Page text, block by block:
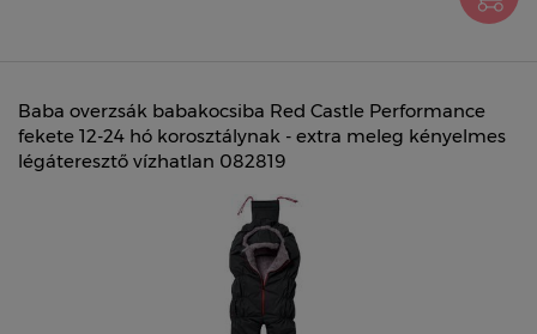
Baba overzsák babakocsiba Red Castle Performance
fekete 12-24 hó korosztálynak - extra meleg kényelmes
légáteresztő vízhatlan 082819